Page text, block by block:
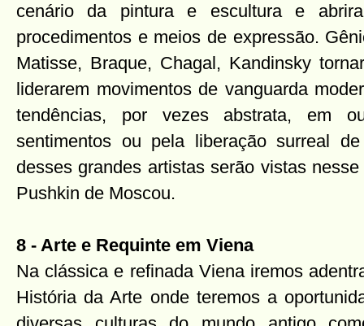
cenário da pintura e escultura e
procedimentos e meios de expressão.
Matisse, Braque, Chagal, Kandinsky
liderarem movimentos de vanguarda
tendências, por vezes abstrata, em
sentimentos ou pela liberação surreal
desses grandes artistas serão vistas
Pushkin de Moscou.
8 - Arte e Requinte em Viena
Na clássica e refinada Viena iremos
História da Arte onde teremos a